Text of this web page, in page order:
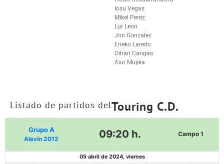
Iosu Vegas
Mikel Perez
Lur Leon
Jon Gonzalez
Eneko Laredo
Oihan Cangas
Aiur Mujika
Listado de partidos delTouring C.D.
Grupo A
Alevín 2012 09:20 h. Campo 1
05 abril de 2024, viernes